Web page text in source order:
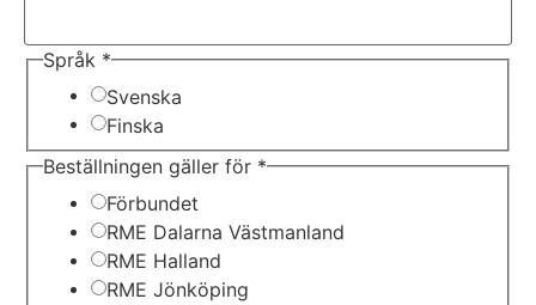
Språk *
Svenska
Finska
Beställningen gäller för *
Förbundet
RME Dalarna Västmanland
RME Halland
RME Jönköping